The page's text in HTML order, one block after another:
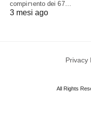
compimento dei 67…
3 mesi ago
Privacy
All Rights